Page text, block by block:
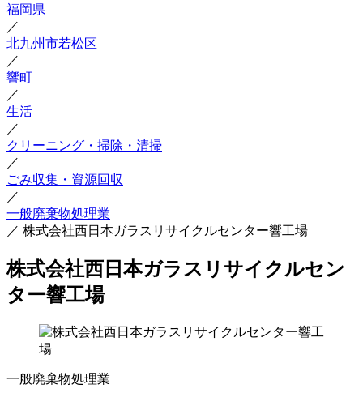
福岡県
／
北九州市若松区
／
響町
／
生活
／
クリーニング・掃除・清掃
／
ごみ収集・資源回収
／
一般廃棄物処理業
／ 株式会社西日本ガラスリサイクルセンター響工場
株式会社西日本ガラスリサイクルセン
ター響工場
一般廃棄物処理業